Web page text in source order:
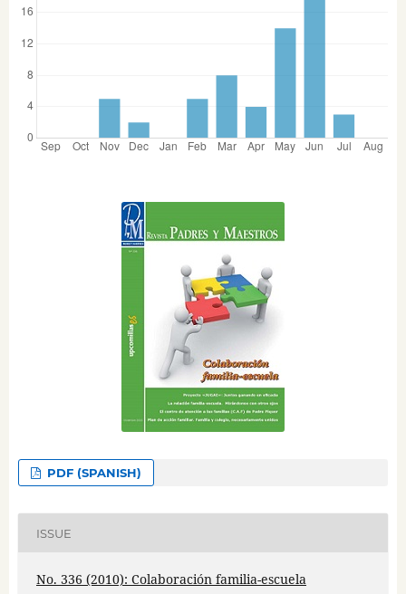
PDF (SPANISH)
ISSUE
No. 336 (2010): Colaboración familia-escuela